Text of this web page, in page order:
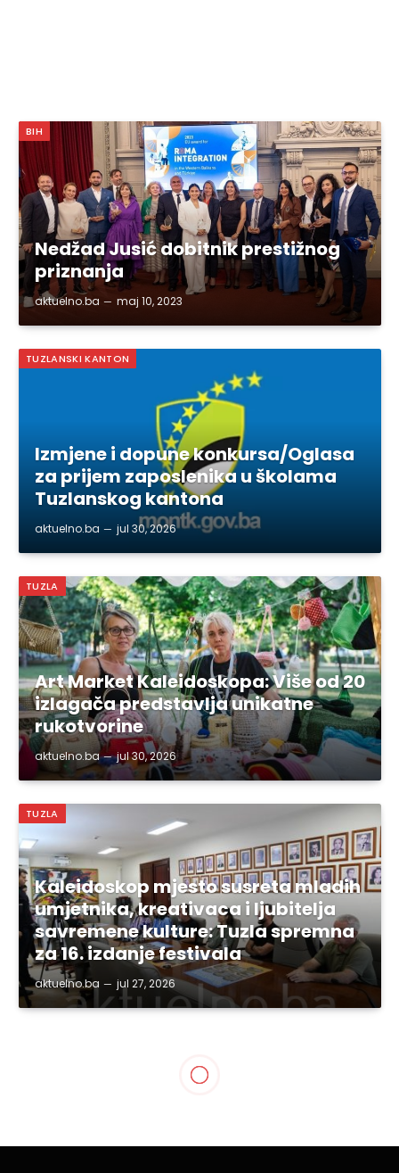
BIH
Nedžad Jusić dobitnik prestižnog
priznanja
aktuelno.ba maj 10, 2023
TUZLANSKI KANTON
Izmjene i dopune konkursa/Oglasa
za prijem zaposlenika u školama
Tuzlanskog kantona
aktuelno.ba jul 30, 2026
TUZLA
Art Market Kaleidoskopa: Više od 20
izlagača predstavlja unikatne
rukotvorine
aktuelno.ba jul 30, 2026
TUZLA
Kaleidoskop mjesto susreta mladih
umjetnika, kreativaca i ljubitelja
savremene kulture: Tuzla spremna
za 16. izdanje festivala
aktuelno.ba jul 27, 2026
Otvorena renovirana sala